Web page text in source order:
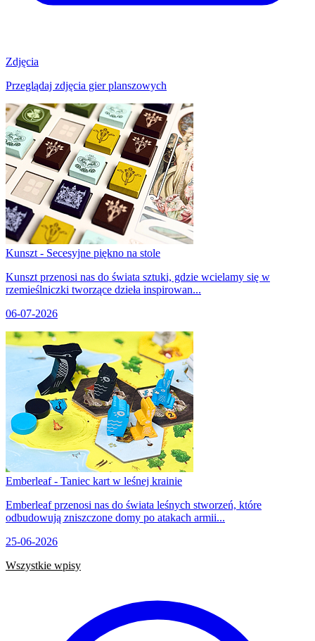
Zdjęcia
Przeglądaj zdjęcia gier planszowych
Kunszt - Secesyjne piękno na stole
Kunszt przenosi nas do świata sztuki, gdzie wcielamy się w
rzemieślniczki tworzące dzieła inspirowan...
06-07-2026
Emberleaf - Taniec kart w leśnej krainie
Emberleaf przenosi nas do świata leśnych stworzeń, które
odbudowują zniszczone domy po atakach armii...
25-06-2026
Wszystkie wpisy